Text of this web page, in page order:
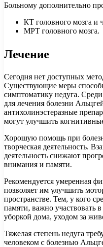
Больному дополнительно
КТ головного мозга и
МРТ головного мозга.
Лечение
Сегодня нет доступных
Существующие меры
симптоматику недуга.
для лечения болезни
антихолинэстеразные
могут улучшить
Хорошую помощь при
творческая деятельность.
деятельность снижают
внимания и памяти.
Рекомендуется умеренная
позволяет им улучшить
пространстве. Тем, у кого
памяти, важно участвовать
уборкой дома, уходом за
Тяжелая степень недуга
человеком с болезнью